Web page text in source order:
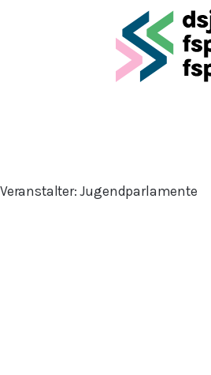
Veranstalter:Jugendparlamente